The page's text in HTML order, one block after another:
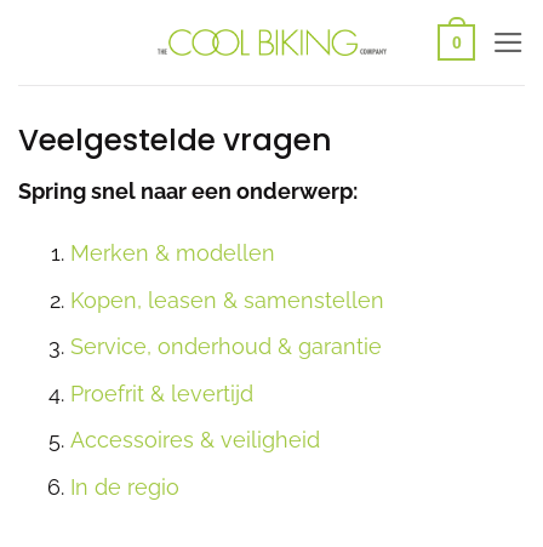
inhoud
0
Veelgestelde vragen
Spring snel naar een onderwerp:
Merken & modellen
Kopen, leasen & samenstellen
Service, onderhoud & garantie
Proefrit & levertijd
Accessoires & veiligheid
In de regio